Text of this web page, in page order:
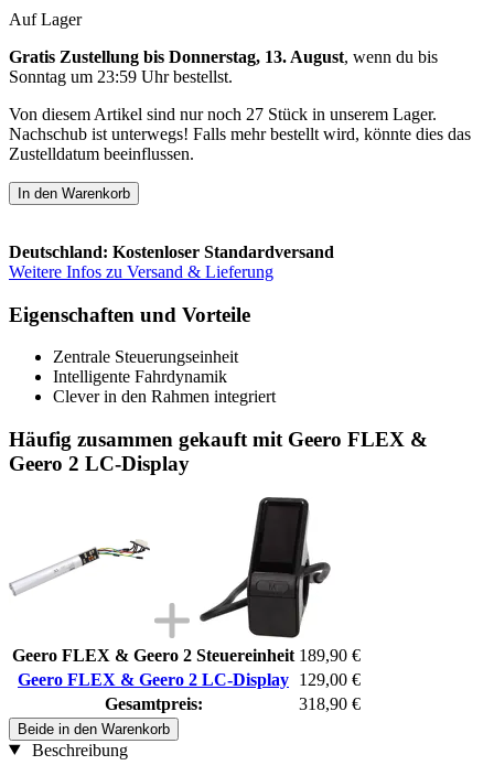
Auf Lager
Gratis Zustellung bis Donnerstag, 13. August, wenn du bis
Sonntag um 23:59 Uhrbestellst.
Von diesem Artikel sind nur noch 27 Stück in unserem Lager.
Nachschub ist unterwegs! Falls mehr bestellt wird, könnte dies das
Zustelldatum beeinflussen.
In den Warenkorb
Deutschland: Kostenloser Standardversand
Weitere Infos zu Versand & Lieferung
Eigenschaften und Vorteile
Zentrale Steuerungseinheit
Intelligente Fahrdynamik
Clever in den Rahmen integriert
Häufig zusammen gekauft mit Geero FLEX &
Geero 2 LC-Display
Geero FLEX & Geero 2 Steuereinheit 189,90 €
Geero FLEX & Geero 2 LC-Display 129,00 €
Gesamtpreis:
318,90 €
Beide in den Warenkorb
Beschreibung